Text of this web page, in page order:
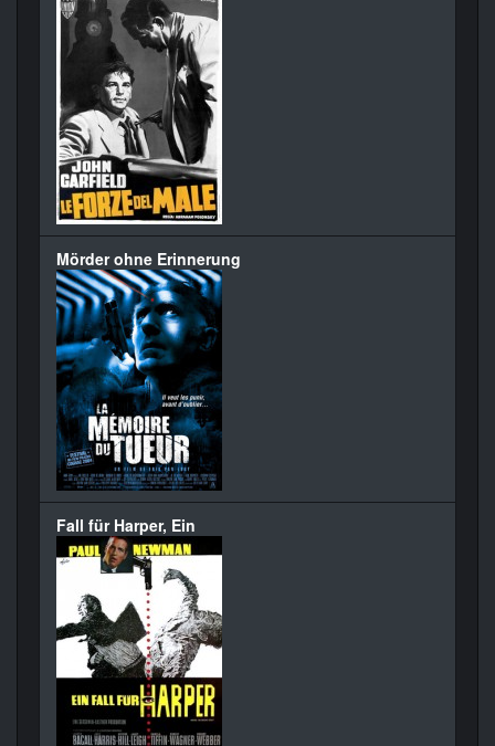
Mörder ohne Erinnerung
Fall für Harper, Ein